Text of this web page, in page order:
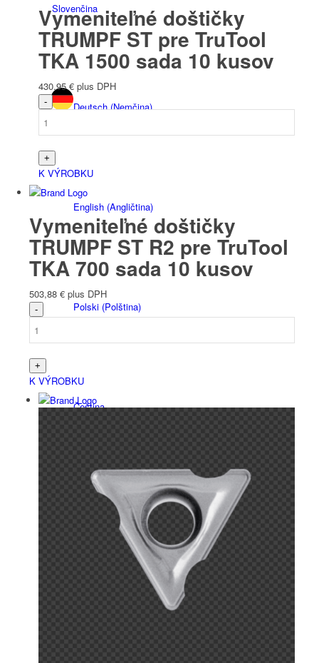
Slovenčina
Deutsch(Nemčina)
English(Angličtina)
Polski(Polština)
Čeština
Nederlands Holandčina)
Francúzština)
Vymeniteľné doštičky
TRUMPF ST pre TruTool
TKA 1500 sada 10 kusov
430,95€ plus DPH
K VÝROBKU
Vymeniteľné doštičky
TRUMPF ST R2 pre TruTool
TKA 700 sada 10 kusov
503,88 € plus DPH
K VÝROBKU